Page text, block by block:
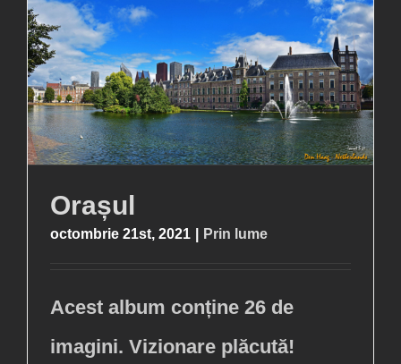
Orașul
octombrie 21st, 2021 Prin lume
Acest album conține 26 de
imagini. Vizionare plăcută!